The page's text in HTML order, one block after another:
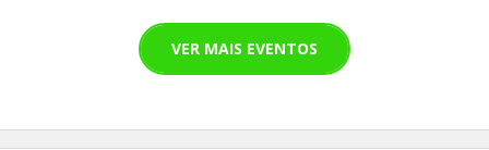
VER MAIS EVENTOS